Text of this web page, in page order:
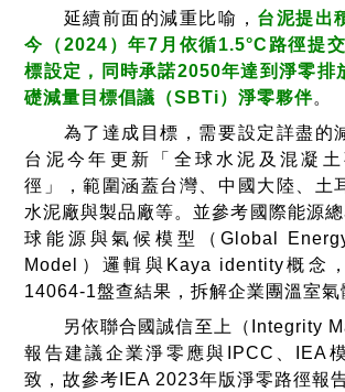
延續前面的減重比喻， 台泥提出
今（2024）年7月依循1.5°C路徑提
標設定，同時承諾2050年達到淨零排
礎減量目標倡議（SBTi）淨零夥伴。
為了達成目標，需要設定詳盡的
台泥今年更新「全球水泥及混凝
徑」，範圍涵蓋台灣、中國大陸、土
水泥廠與製品廠等。並參考國際能源
球能源與氣候模型（Global
Model）邏輯與Kaya identity概念
14064-1盤查結果，拆解企業團溫室氣
另依聯合國誠信至上（Integrity
報告建議企業淨零應與IPCC、IEA
致，故參考IEA 2023年版淨零路徑報